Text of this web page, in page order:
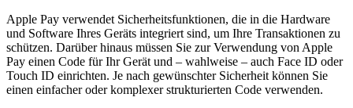
Apple Pay verwendet Sicherheitsfunktionen, die in die Hardware
und Software Ihres Geräts integriert sind, um Ihre Transaktionen zu
schützen. Darüber hinaus müssen Sie zur Verwendung von Apple
Pay einen Code für Ihr Gerät und – wahlweise – auch Face ID oder
Touch ID einrichten. Je nach gewünschter Sicherheit können Sie
einen einfacher oder komplexer strukturierten Code verwenden.